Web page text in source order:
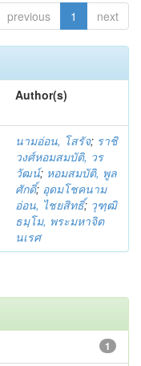
previous 1 next
Author(s)
นามอ่อน, โสรัจ; ราชิ
วงศ์หอมสมบัติ, วร
วัฒน์; หอมสมบัติ, พูล
ศักดิ์; อุดมโชคนาม
อ่อน, ไชยสิทธิ์; วุฑฺฒิ
ธมฺโม, พระมหาจิต
นเรศ
1